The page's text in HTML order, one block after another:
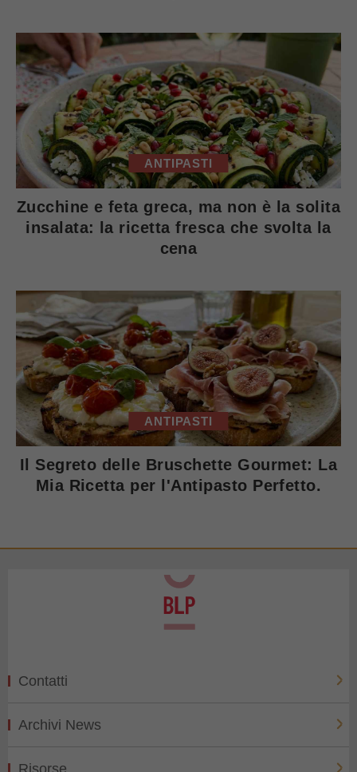
ANTIPASTI
Zucchine e feta greca, ma non è la solita
insalata: la ricetta fresca che svolta la
cena
ANTIPASTI
Il Segreto delle Bruschette Gourmet: La
Mia Ricetta per l'Antipasto Perfetto.
Contatti
Archivi News
Risorse